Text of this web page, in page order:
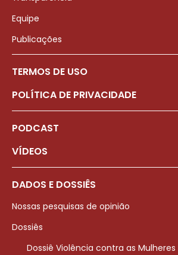
Equipe
Publicações
TERMOS DE USO
POLÍTICA DE PRIVACIDADE
PODCAST
VÍDEOS
DADOS E DOSSIÊS
Nossas pesquisas de opinião
Dossiês
Dossiê Violência contra as Mulheres